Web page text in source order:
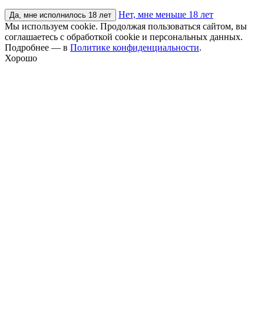
Да, мне исполнилось 18 лет
Нет, мне меньше 18 лет
Мы используем cookie. Продолжая пользоваться сайтом, вы
соглашаетесь с обработкой cookie и персональных данных.
Подробнее — в Политике конфиденциальности.
Хорошо